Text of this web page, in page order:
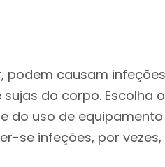
podem causam
do corpo. Escolha
uso de equipamento
se infeções, por